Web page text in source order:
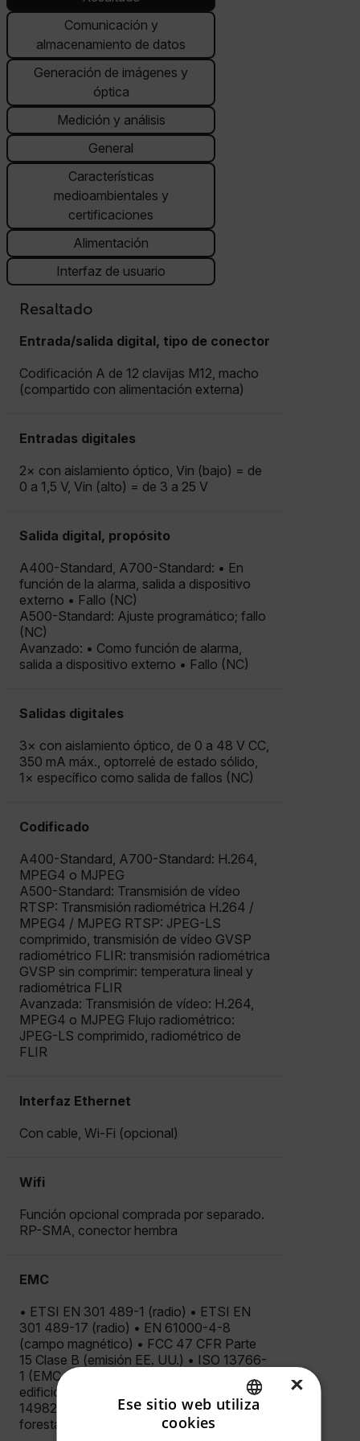
Comunicación y
almacenamiento de datos
Generación de imágenes y
óptica
Medición y análisis
General
Características
medioambientales y
certificaciones
Alimentación
Interfaz de usuario
Resaltado
Entrada/salida digital, tipo de conector
Codificación A de 12 clavijas M12, macho
(compartido con alimentación externa)
Entradas digitales
2× con aislamiento óptico, Vin (bajo) = de
0 a 1,5 V, Vin (alto) = de 3 a 25 V
Salida digital, propósito
A400-Standard, A700-Standard: • En
función de la alarma, salida a dispositivo
externo • Fallo (NC)
A500-Standard: Ajuste programático; fallo
(NC)
Avanzado: • Como función de alarma,
salida a dispositivo externo • Fallo (NC)
Salidas digitales
3× con aislamiento óptico, de 0 a 48 V CC,
350 mA máx., optorrelé de estado sólido,
1× específico como salida de fallos (NC)
Codificado
A400-Standard, A700-Standard: H.264,
MPEG4 o MJPEG
A500-Standard: Transmisión de vídeo
RTSP: Transmisión radiométrica H.264 /
MPEG4 / MJPEG RTSP: JPEG-LS
comprimido, transmisión de vídeo GVSP
radiométrico FLIR: transmisión radiométrica
GVSP sin comprimir: temperatura lineal y
radiométrica FLIR
Avanzada: Transmisión de vídeo: H.264,
MPEG4 o MJPEG Flujo radiométrico:
JPEG-LS comprimido, radiométrico de
FLIR
Interfaz Ethernet
Con cable, Wi-Fi (opcional)
Wifi
Función opcional comprada por separado.
RP-SMA, conector hembra
EMC
• ETSI EN 301 489-1 (radio) • ETSI EN
301 489-17 (radio) • EN 61000-4-8
(campo magnético) • FCC 47 CFR Parte
15 Clase B (emisión EE. UU.) • ISO 13766-
1 (EMC - Maquinaria de construcción de
edificios y movimiento de tierra) • EN ISO
14982 (EMC - Maquinaria agrícola y
forestal)
×
Ese sitio web utiliza
cookies